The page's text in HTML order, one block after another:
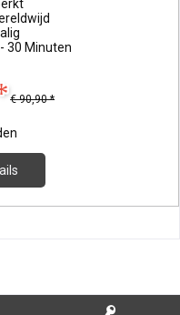
30 Minuten
€ 90,90 *